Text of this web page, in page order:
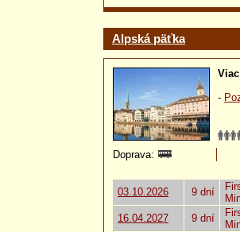
Alpská päťka
-
Doprava:
03.10.2026 9 dní
16.04.2027
9 dní